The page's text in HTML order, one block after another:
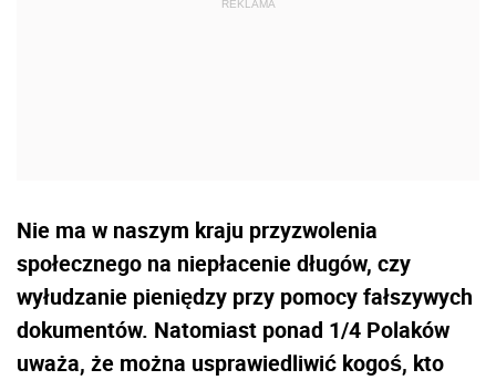
Nie ma w naszym kraju przyzwolenia
społecznego na niepłacenie długów, czy
wyłudzanie pieniędzy przy pomocy fałszywych
dokumentów. Natomiast ponad 1/4 Polaków
uważa, że można usprawiedliwić kogoś, kto